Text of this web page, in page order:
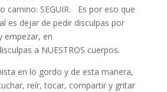
camino: SEGUIR. Es por eso que
es dejar de pedir disculpas por
empezar, en
a NUESTROS cuerpos.
en lo gordo y de esta manera,
reír, tocar, compartir y gritar